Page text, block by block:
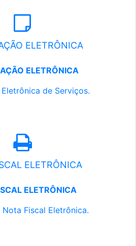
ELETRÔNICA
ELETRÔNICA
de Serviços.
ELETRÔNICA
ELETRÔNICA
Nota Fiscal Eletrônica.